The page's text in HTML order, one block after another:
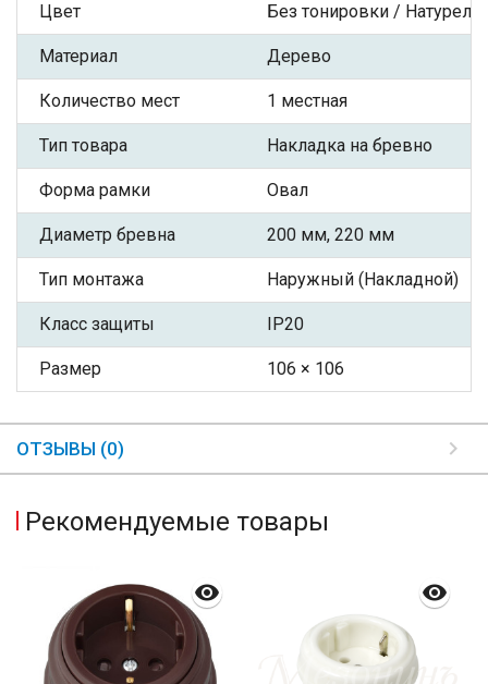
Цвет Без тонировки /
Материал Дерево
Количество мест 1 местная
Тип товара Накладка на бревно
Форма рамки Овал
Диаметр бревна 200 мм, 220 мм
Тип монтажа Наружный (Накладной)
Класс защиты IP20
Размер 106 × 106
ОТЗЫВЫ (0)
Рекомендуемые товары